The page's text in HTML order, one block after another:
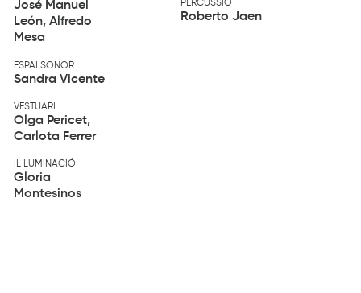
José Manuel
León, Alfredo
Mesa
ESPAI SONOR
Sandra Vicente
VESTUARI
Olga Pericet,
Carlota Ferrer
IL·LUMINACIÓ
Gloria
Montesinos
PERCUSSIÓ
Roberto Jaen